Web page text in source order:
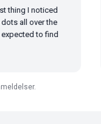
I noticed
all over the
to find